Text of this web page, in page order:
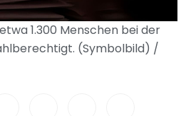
1.300 Menschen bei der
(Symbolbild) /